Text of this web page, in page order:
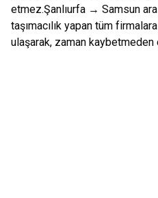
etmez.Şanlıurfa → Samsun
taşımacılık yapan tüm
ulaşarak, zaman